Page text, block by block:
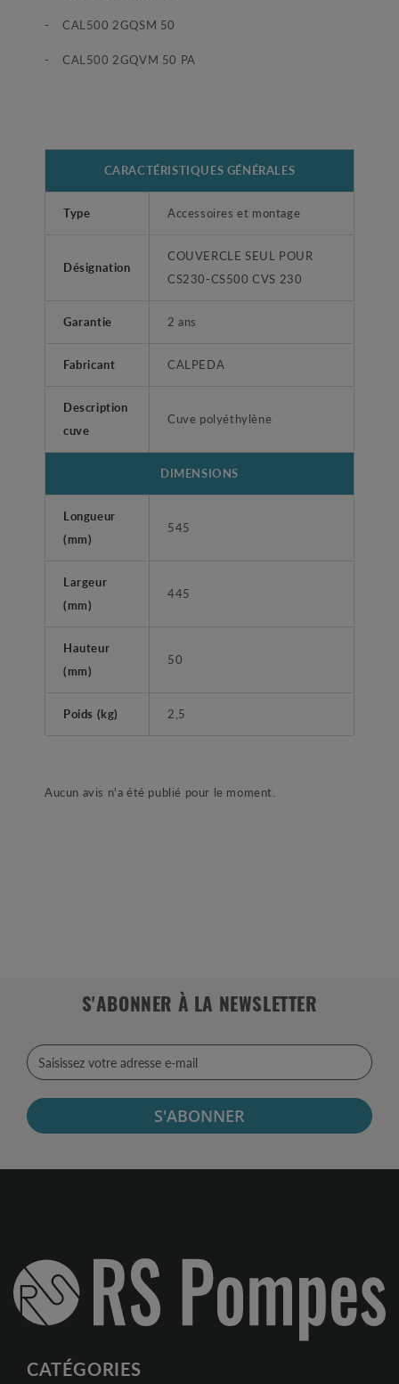
- CAL500 2GQSM 50
- CAL500 2GQVM 50 PA
CARACTÉRISTIQUES GÉNÉRALES
Type Accessoires et montage
Désignation
COUVERCLE SEUL POUR
CS230-CS500 CVS 230
Garantie 2 ans
Fabricant CALPEDA
Description
cuve
Cuve polyéthylène
DIMENSIONS
Longueur
(mm)
545
Largeur
(mm)
445
Hauteur
(mm)
50
Poids (kg) 2,5
Aucun avis n'a été publié pour le moment.
S'ABONNER À LA NEWSLETTER
S'ABONNER
CATÉGORIES